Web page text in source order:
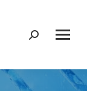
Buscar: